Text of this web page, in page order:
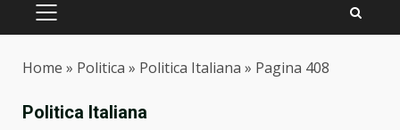
PRIMARY
Home » Politica » Politica Italiana » Pagina 408
Politica Italiana